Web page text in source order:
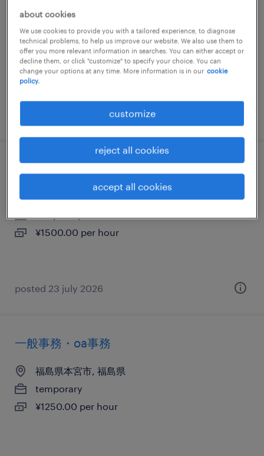
temporary
¥1100.00 per hour
posted 29 march 2026
福島県本宮市, 福島県
¥1500.00 per hour
posted 23 july 2026
一般事務・oa事務
福島県本宮市, 福島県
temporary
¥1250.00 per hour
about cookies
We use cookies to provide you with a tailored experience, to diagnose
technical problems, to help us improve our website. We also use them to
offer you more relevant information in searches. You can either accept or
decline them, or click "customize" to specify your choice. You can
change your options at any time. More information is in our cookie
policy.
customize
reject all cookies
accept all cookies